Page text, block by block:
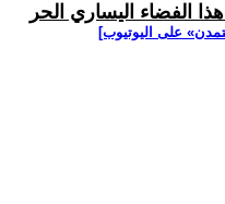
الفضاء اليساري الحر
على اليوتيوب]